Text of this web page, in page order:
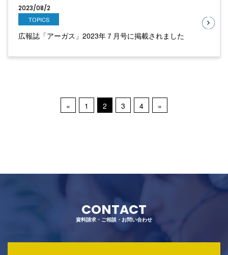
2023/08/2
TOPICS
広報誌「アーガス」2023年７月号に掲載されました
« 1 2 3 4 »
CONTACT
資料請求・ご相談・お問い合わせ